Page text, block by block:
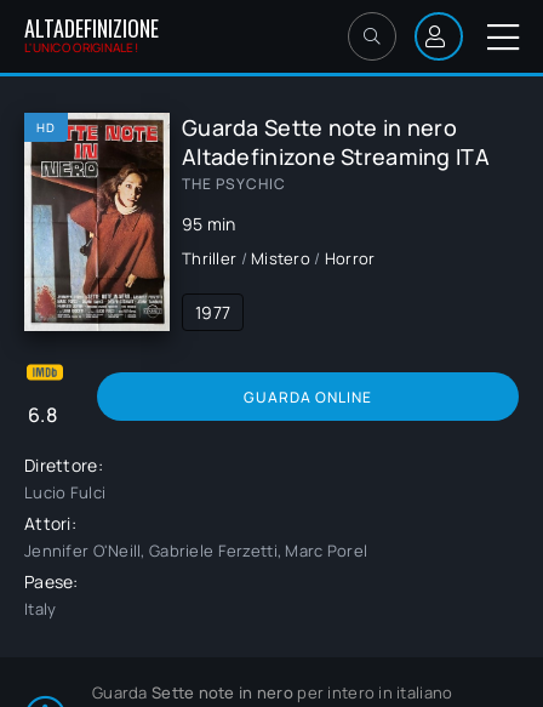
ALTADEFINIZIONE
L'UNICO ORIGINALE!
HD
Guarda Sette note in nero
Altadefinizone Streaming ITA
THE PSYCHIC
95 min
Thriller / Mistero / Horror
1977
6.8
GUARDA ONLINE
Direttore:
Lucio Fulci
Attori:
Jennifer O'Neill, Gabriele Ferzetti, Marc Porel
Paese:
Italy
Guarda Sette note in nero per intero in italiano